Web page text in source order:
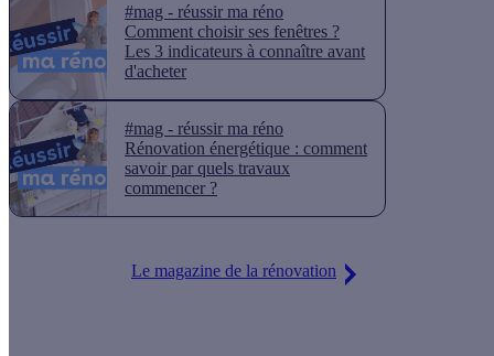
#mag - réussir ma réno
Comment choisir ses fenêtres ?
Les 3 indicateurs à connaître avant
d'acheter
#mag - réussir ma réno
Rénovation énergétique : comment
savoir par quels travaux
commencer ?
Le magazine de la rénovation